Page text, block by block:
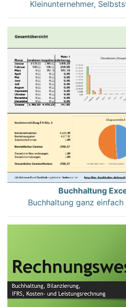
Kleinunternehmer,
Buchhaltung
Buchhaltung ganz